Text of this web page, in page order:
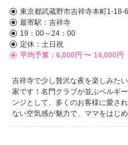
東京都武蔵野市吉祥寺本町1-18-
最寄駅： 吉祥寺
19：00～24：00
定休：土日祝
平均予算：6,000円 〜 14,000円
吉祥寺で少し贅沢な夜を楽しみた
家です！名門クラブが並ぶベルギ
ンジとして、多くのお客様に愛され続けています
ない空気感が魅力で、ママをはじ
和した空間で、洗練されたサービ